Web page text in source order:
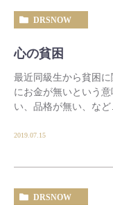
DRSNOW
心の貧困
最近同級生から貧困
にお金が無いという
い、品格が無い、な
2019.07.15
DRSNOW